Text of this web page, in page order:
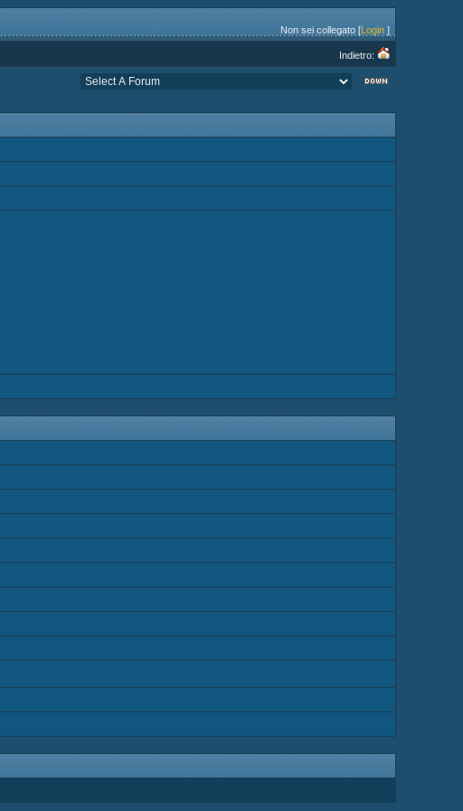
Non sei collegato [Login]
Indietro: